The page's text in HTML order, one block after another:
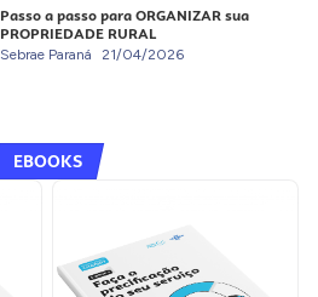
Passo a passo para ORGANIZAR sua
PROPRIEDADE RURAL
Sebrae Paraná 21/04/2026
EBOOKS